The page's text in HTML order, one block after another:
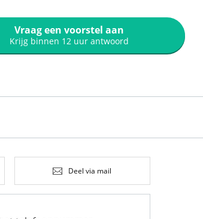
Vraag een voorstel aan
Krijg binnen 12 uur antwoord
Deel via mail